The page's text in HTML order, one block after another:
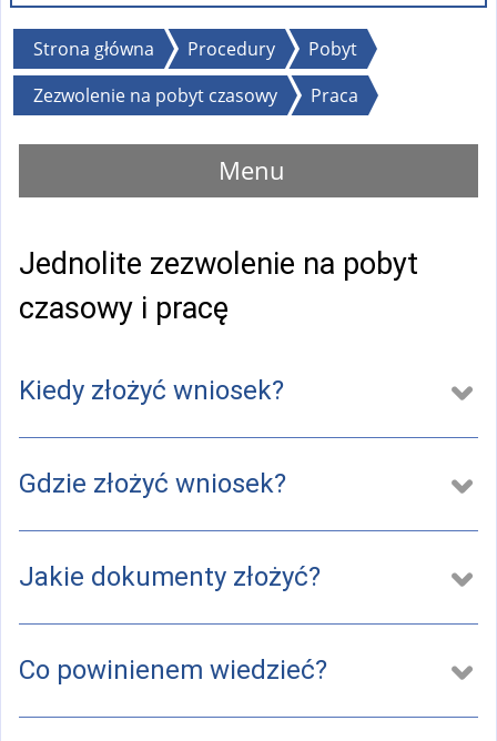
Jesteś
tutaj
Strona główna Procedury
Pobyt
Zezwolenie na pobyt czasowy
Praca
Menu
Jednolite zezwolenie na pobyt
czasowy i pracę
Kiedy złożyć wniosek?
Gdzie złożyć wniosek?
Jakie dokumenty złożyć?
Co powinienem wiedzieć?